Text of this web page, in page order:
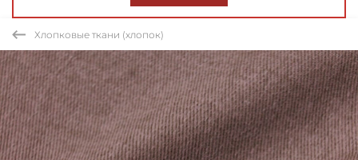
Хлопковые ткани (хлопок)